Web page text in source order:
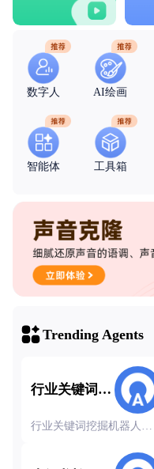
数字人 AI绘画
智能体 工具箱
Trending Agents
行业关键词挖
行业关键词挖掘机器人基
惯，精准提取热门关键